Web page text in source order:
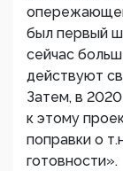
был первый
сейчас
действуют
Затем, в
к этому
поправки о
готовности».